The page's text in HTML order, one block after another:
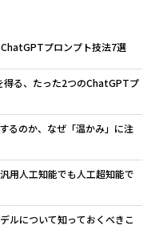
プロンプト技法7選
る、たった2つのChatGPTプ
るのか、なぜ「温かみ」に注
用人工知能でも人工超知能で
について知っておくべきこ